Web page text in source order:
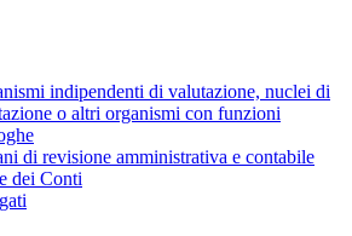
indipendenti di valutazione, nuclei di
o altri organismi con funzioni
di revisione amministrativa e contabile
dei Conti